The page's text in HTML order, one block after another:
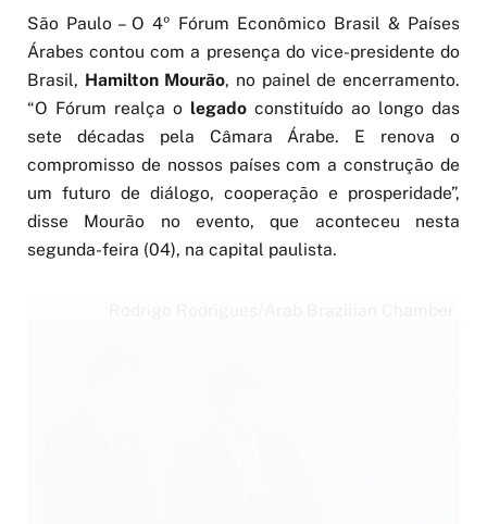
São Paulo – O 4º Fórum Econômico Brasil & Países
Árabes contou com a presença do vice-presidente do
Brasil, Hamilton Mourão, no painel de encerramento.
“O Fórum realça o legado constituído ao longo das
sete décadas pela Câmara Árabe. E renova o
compromisso de nossos países com a construção de
um futuro de diálogo, cooperação e prosperidade”,
disse Mourão no evento, que aconteceu nesta
segunda-feira (04), na capital paulista.